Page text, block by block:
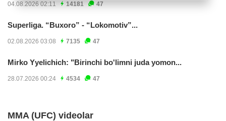
04.08.2026 02:11 14181 47
Superliga. “Buxoro” - “Lokomotiv”...
02.08.2026 03:08 7135 47
Mirko Yyelichich: "Birinchi bo'limni juda yomon...
28.07.2026 00:24 4534 47
MMA (UFC) videolar